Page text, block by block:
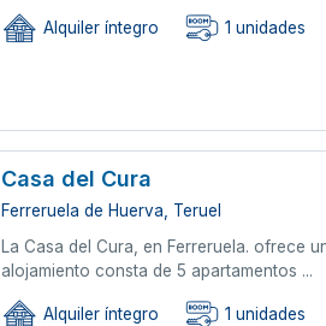
Alquiler íntegro 1 unidades
Casa del Cura
Ferreruela de Huerva, Teruel
La Casa del Cura, en Ferreruela. ofrece
alojamiento consta de 5 apartamentos ...
Alquiler íntegro 1 unidades